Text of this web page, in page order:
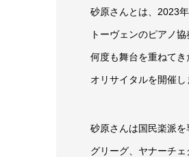
砂原さんとは、2023
トーヴェンのピアノ
何度も舞台を重ねて
オリサイタルを開催し
砂原さんは国民楽派を
グリーグ、ヤナーチ